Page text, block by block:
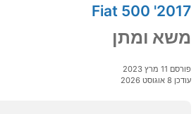
2017' Fiat 500
משא ומתן
פורסם 11 מרץ 2023
עודכן 8 אוגוסט 2026